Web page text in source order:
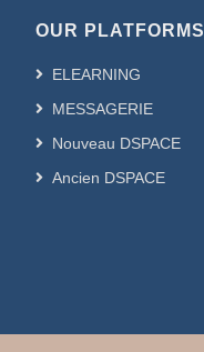
OUR PLATFORMS
ELEARNING
MESSAGERIE
Nouveau DSPACE
Ancien DSPACE